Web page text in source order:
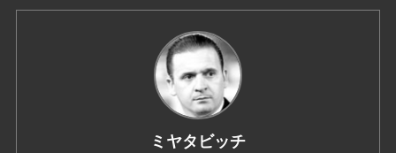
ミヤタビッチ